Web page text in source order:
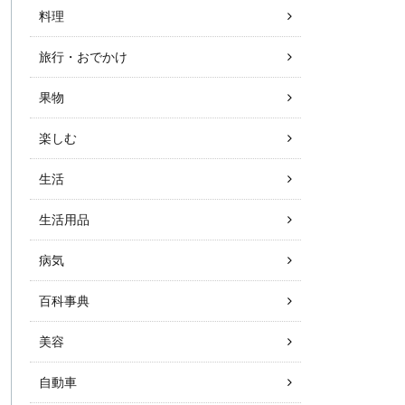
料理
旅行・おでかけ
果物
楽しむ
生活
生活用品
病気
百科事典
美容
自動車